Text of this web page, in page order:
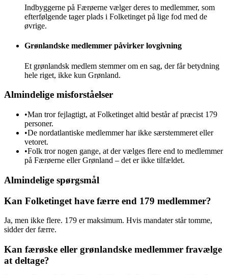
Indbyggerne på Færøerne vælger deres to medlemmer, som
efterfølgende tager plads i Folketinget på lige fod med de
øvrige.
Grønlandske medlemmer påvirker lovgivning
Et grønlandsk medlem stemmer om en sag, der får betydning
hele riget, ikke kun Grønland.
Almindelige misforståelser
•Man tror fejlagtigt, at Folketinget altid består af præcist 179
personer.
•De nordatlantiske medlemmer har ikke særstemmeret eller
vetoret.
•Folk tror nogen gange, at der vælges flere end to medlemmer
på Færøerne eller Grønland – det er ikke tilfældet.
Almindelige spørgsmål
Kan Folketinget have færre end 179 medlemmer?
Ja, men ikke flere. 179 er maksimum. Hvis mandater står tomme,
sidder der færre.
Kan færøske eller grønlandske medlemmer fravælge
at deltage?